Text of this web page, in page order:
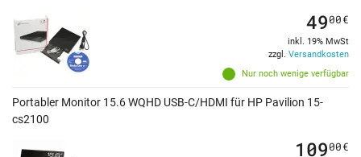
Nur noch wenige verfügbar
4900€
inkl. 19% MwSt
zzgl. Versandkosten
Portabler Monitor 15.6 WQHD USB-C/HDMI für HP Pavilion 15-
cs2100
10900€